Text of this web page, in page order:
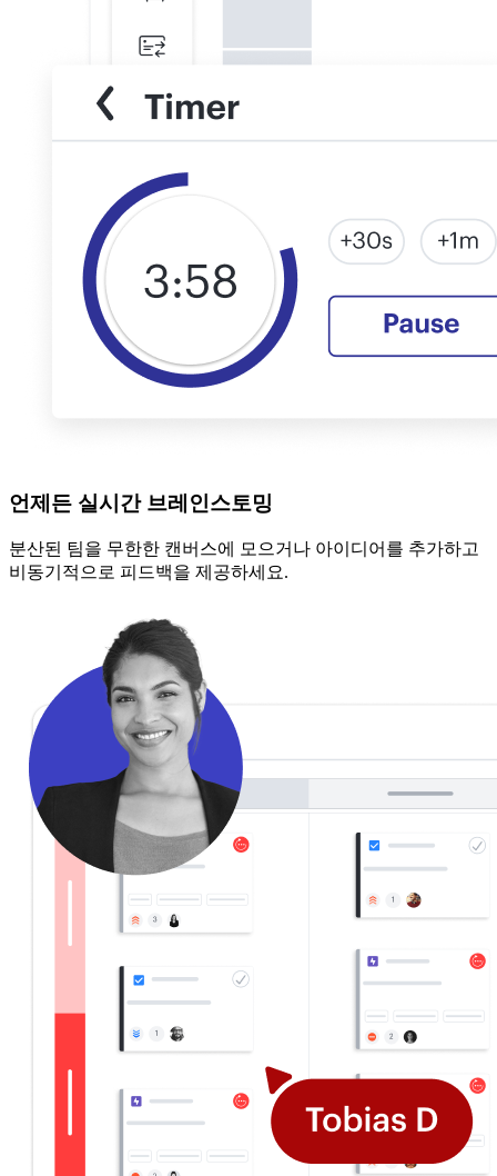
언제든 실시간 브레인스토밍
분산된 팀을 무한한 캔버스에 모으거나 아이디어를 추가하고
비동기적으로 피드백을 제공하세요.